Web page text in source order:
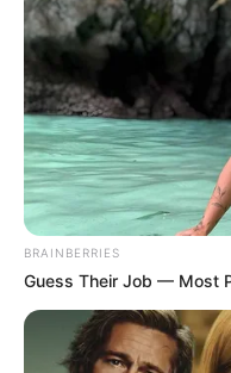
BRAINBERRIES
Guess Their Job — Most